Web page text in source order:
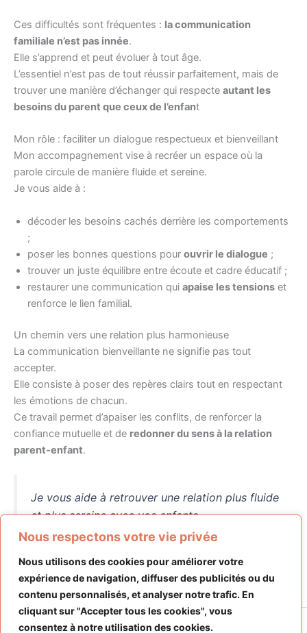
Nous respectons votre vie privée
Nous utilisons des cookies pour améliorer votre
expérience de navigation, diffuser des publicités ou du
contenu personnalisés, et analyser notre trafic. En
cliquant sur "Accepter tous les cookies", vous
consentez à notre utilisation des cookies.
Ces difficultés sont fréquentes : la communication
familiale n’est pas innée.
Elle s’apprend et peut évoluer à tout âge.
L’essentiel n’est pas de tout réussir parfaitement, mais de
trouver une manière d’échanger qui respecte autant les
besoins du parent que ceux de l’enfant
Mon rôle : faciliter un dialogue respectueux et bienveillant
Mon accompagnement vise à recréer un espace où la
parole circule de manière fluide et sereine.
Je vous aide à :
décoder les besoins cachés derrière les comportements
;
poser les bonnes questions pour ouvrir le dialogue ;
trouver un juste équilibre entre écoute et cadre éducatif ;
restaurer une communication qui apaise les tensions et
renforce le lien familial.
Un chemin vers une relation plus harmonieuse
La communication bienveillante ne signifie pas tout
accepter.
Elle consiste à poser des repères clairs tout en respectant
les émotions de chacun.
Ce travail permet d’apaiser les conflits, de renforcer la
confiance mutuelle et de redonner du sens à la relation
parent-enfant.
Je vous aide à retrouver une relation plus fluide
et plus sereine avec vos enfants,
où chacun se sent entendu, respecté et
© 2025 FamilyUp